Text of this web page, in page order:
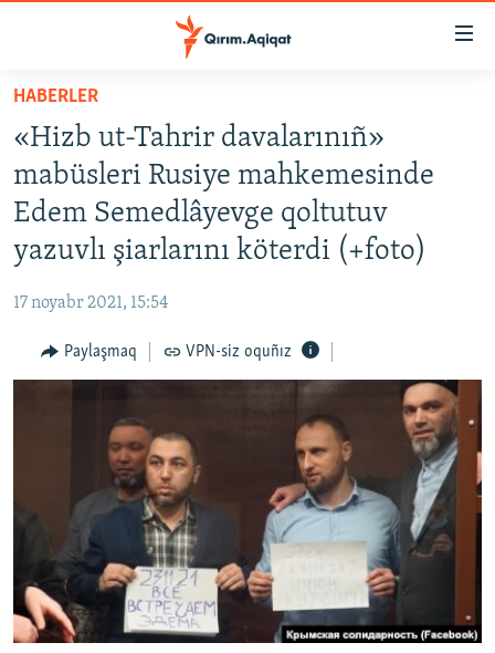
Esas
qaytmaq
Baş
navigatsiyağa
qaytmaq
Qıdıruvğa
HABERLER
SİYASET
İQTİSADİYAT
CEMİYET
İNSAN AQLARI
VİDEO
Русский
Українською
QOŞULIÑIZ!
HABERLER
«Hizb ut-Tahrir davalarınıñ»
mabüsleri Rusiye mahkemesinde
Edem Semedlâyevge qoltutuv
yazuvlı şiarlarını köterdi (+foto)
17 noyabr 2021, 15:54
Paylaşmaq VPN-siz oquñız